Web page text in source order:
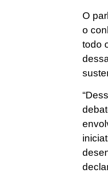
O
o
todo